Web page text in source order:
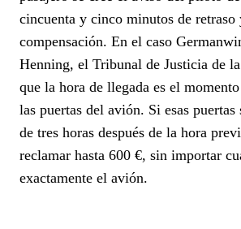
cincuenta y cinco minutos de retraso
compensación. En el caso
Henning, el Tribunal de Justicia de
que la hora de llegada es el
las puertas del avión. Si esas puertas
de tres horas después de la hora
reclamar hasta 600 €, sin importar
exactamente el avión.